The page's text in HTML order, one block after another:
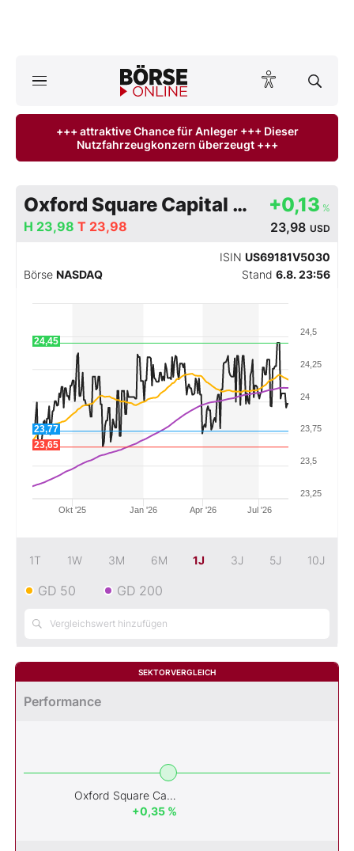
ktuelle Ausgabe BÖRSE ONLINE lesen
Finanz-Check
BO-Musterdepots
Experten
Mein B:O
Mein Konto
Folgen Sie uns
+++ attraktive Chance für Anleger +++ Dieser
Nutzfahrzeugkonzern überzeugt +++
Oxford Square Capital Corp 5.5% 21/28 +0,13 %
23,98 USD
H 23,98 T 23,98
ISIN US69181V5030
Börse NASDAQ Stand 6.8. 23:56
Jan '26 Jul '26
Okt '25 Apr '26
24
23,25
23,5
23,75
24,25
24,5
23,77
23,65
24,45
1T 1W 3M 6M 1J 3J 5J 10J
GD 50 GD 200
SEKTORVERGLEICH
Performance
Oxford Square Capital Corp 5.5% 21/28
+0,35 %